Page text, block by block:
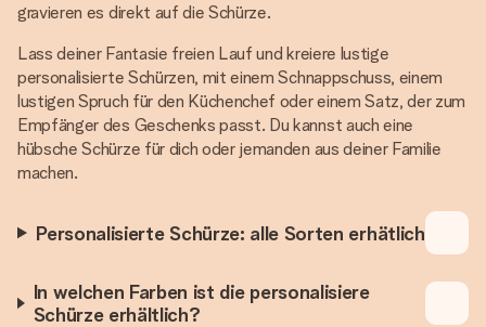
gravieren es direkt auf die Schürze.
Lass deiner Fantasie freien Lauf und kreiere lustige
personalisierte Schürzen, mit einem Schnappschuss, einem
lustigen Spruch für den Küchenchef oder einem Satz, der zum
Empfänger des Geschenks passt. Du kannst auch eine
hübsche Schürze für dich oder jemanden aus deiner Familie
machen.
Personalisierte Schürze: alle Sorten erhätlich
In welchen Farben ist die personalisiere
Schürze erhältlich?